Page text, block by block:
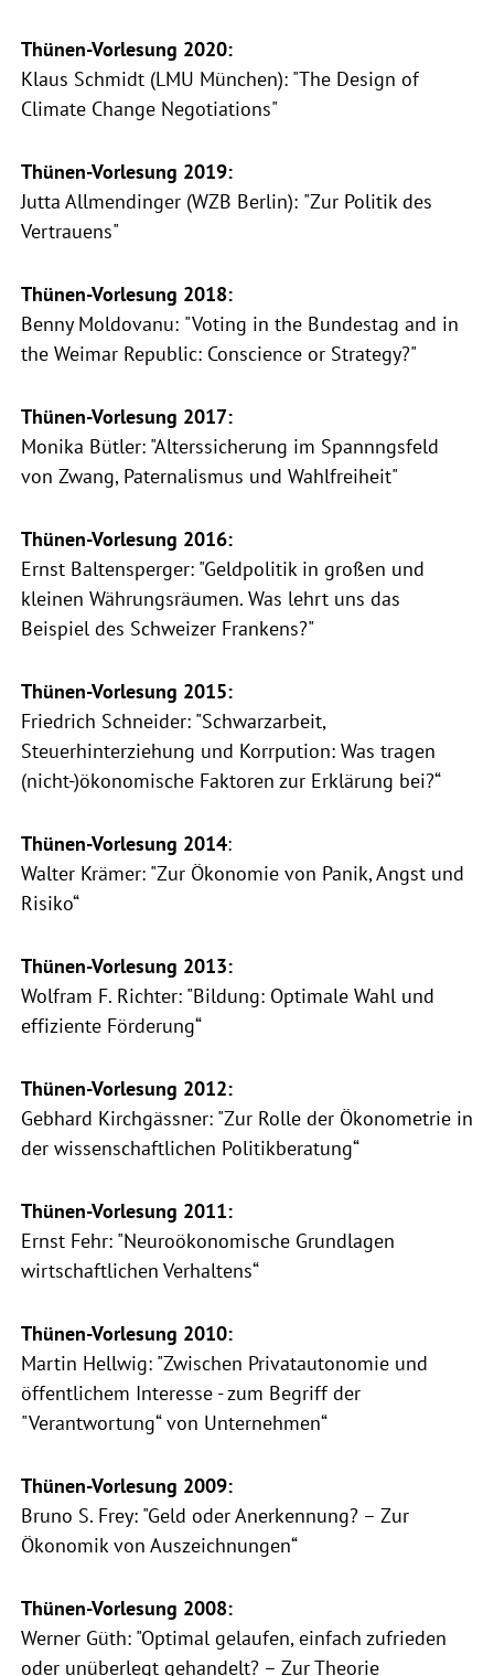
Thünen-Vorlesung 2020:
Klaus Schmidt (LMU München): "The Design of
Climate Change Negotiations"
Thünen-Vorlesung 2019:
Jutta Allmendinger (WZB Berlin): "Zur Politik des
Vertrauens"
Thünen-Vorlesung 2018:
Benny Moldovanu: "Voting in the Bundestag and in
the Weimar Republic: Conscience or Strategy?"
Thünen-Vorlesung 2017:
Monika Bütler: "Alterssicherung im Spannngsfeld
von Zwang, Paternalismus und Wahlfreiheit"
Thünen-Vorlesung 2016:
Ernst Baltensperger: "Geldpolitik in großen und
kleinen Währungsräumen. Was lehrt uns das
Beispiel des Schweizer Frankens?"
Thünen-Vorlesung 2015:
Friedrich Schneider: "Schwarzarbeit,
Steuerhinterziehung und Korrpution: Was tragen
(nicht-)ökonomische Faktoren zur Erklärung bei?“
Thünen-Vorlesung 2014:
Walter Krämer: "Zur Ökonomie von Panik, Angst und
Risiko“
Thünen-Vorlesung 2013:
Wolfram F. Richter: "Bildung: Optimale Wahl und
effiziente Förderung“
Thünen-Vorlesung 2012:
Gebhard Kirchgässner: "Zur Rolle der Ökonometrie in
der wissenschaftlichen Politikberatung“
Thünen-Vorlesung 2011:
Ernst Fehr: "Neuroökonomische Grundlagen
wirtschaftlichen Verhaltens“
Thünen-Vorlesung 2010:
Martin Hellwig: "Zwischen Privatautonomie und
öffentlichem Interesse - zum Begriff der
"Verantwortung“ von Unternehmen“
Thünen-Vorlesung 2009:
Bruno S. Frey: "Geld oder Anerkennung? – Zur
Ökonomik von Auszeichnungen“
Thünen-Vorlesung 2008:
Werner Güth: "Optimal gelaufen, einfach zufrieden
oder unüberlegt gehandelt? – Zur Theorie